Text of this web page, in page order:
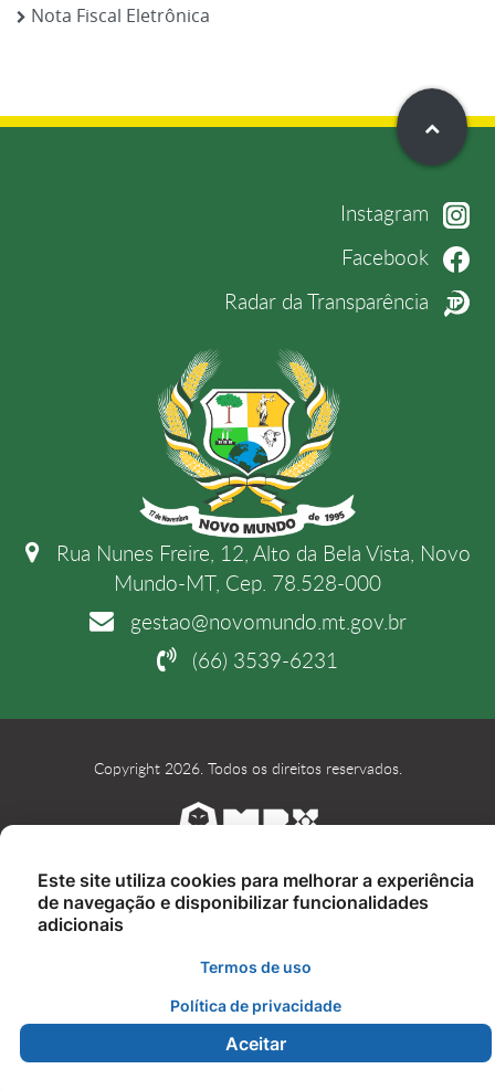
Nota Fiscal Eletrônica
Instagram
Facebook
Radar da Transparência
Rua Nunes Freire, 12, Alto da Bela Vista, Novo
Mundo-MT, Cep. 78.528-000
gestao@novomundo.mt.gov.br
(66) 3539-6231
Copyright 2026. Todos os direitos reservados.
Este site utiliza cookies para melhorar a experiência
de navegação e disponibilizar funcionalidades
adicionais
Termos de uso
Política de privacidade
Aceitar